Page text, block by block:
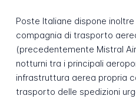
Poste Italiane dispone
compagnia di trasporto
(precedentemente Mistral
notturni tra i principali
infrastruttura aerea propria
trasporto delle spedizioni